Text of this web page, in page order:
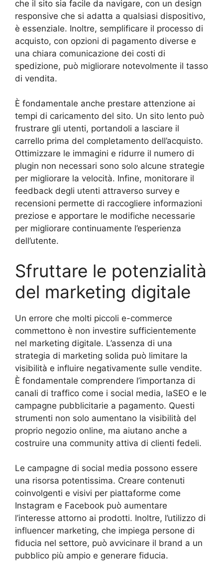
che il sito sia facile da navigare, con un design
responsive che si adatta a qualsiasi dispositivo,
è essenziale. Inoltre, semplificare il processo di
acquisto, con opzioni di pagamento diverse e
una chiara comunicazione dei costi di
spedizione, può migliorare notevolmente il tasso
di vendita.
È fondamentale anche prestare attenzione ai
tempi di caricamento del sito. Un sito lento può
frustrare gli utenti, portandoli a lasciare il
carrello prima del completamento dell’acquisto.
Ottimizzare le immagini e ridurre il numero di
plugin non necessari sono solo alcune strategie
per migliorare la velocità. Infine, monitorare il
feedback degli utenti attraverso survey e
recensioni permette di raccogliere informazioni
preziose e apportare le modifiche necessarie
per migliorare continuamente l’esperienza
dell’utente.
Sfruttare le potenzialità
del marketing digitale
Un errore che molti piccoli e-commerce
commettono è non investire sufficientemente
nel marketing digitale. L’assenza di una
strategia di marketing solida può limitare la
visibilità e influire negativamente sulle vendite.
È fondamentale comprendere l’importanza di
canali di traffico come i social media, laSEO e le
campagne pubblicitarie a pagamento. Questi
strumenti non solo aumentano la visibilità del
proprio negozio online, ma aiutano anche a
costruire una community attiva di clienti fedeli.
Le campagne di social media possono essere
una risorsa potentissima. Creare contenuti
coinvolgenti e visivi per piattaforme come
Instagram e Facebook può aumentare
l’interesse attorno ai prodotti. Inoltre, l’utilizzo di
influencer marketing, che impiega persone di
fiducia nel settore, può avvicinare il brand a un
pubblico più ampio e generare fiducia.